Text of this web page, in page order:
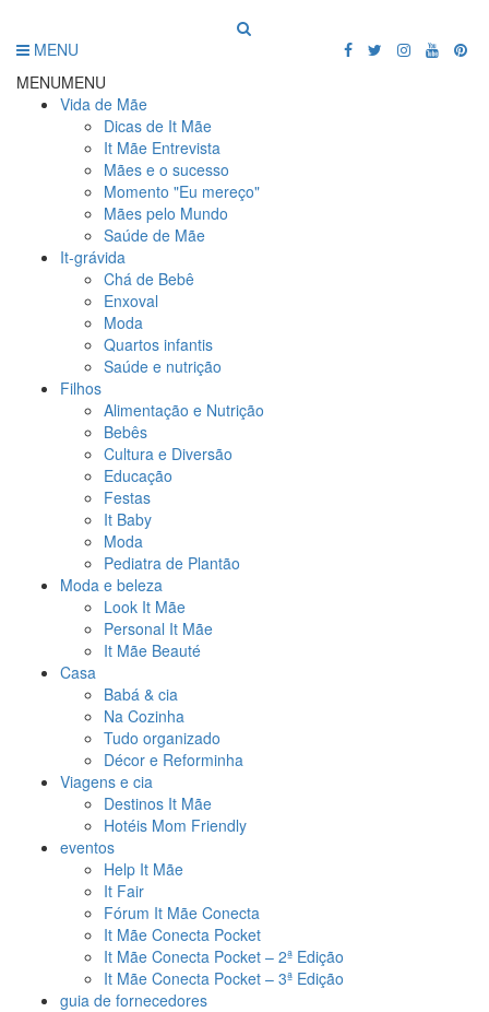
MENU
MENUMENU
Vida de Mãe
Dicas de It Mãe
It Mãe Entrevista
Mães e o sucesso
Momento "Eu mereço"
Mães pelo Mundo
Saúde de Mãe
It-grávida
Chá de Bebê
Enxoval
Moda
Quartos infantis
Saúde e nutrição
Filhos
Alimentação e Nutrição
Bebês
Cultura e Diversão
Educação
Festas
It Baby
Moda
Pediatra de Plantão
Moda e beleza
Look It Mãe
Personal It Mãe
It Mãe Beauté
Casa
Babá & cia
Na Cozinha
Tudo organizado
Décor e Reforminha
Viagens e cia
Destinos It Mãe
Hotéis Mom Friendly
eventos
Help It Mãe
It Fair
Fórum It Mãe Conecta
It Mãe Conecta Pocket
It Mãe Conecta Pocket – 2ª Edição
It Mãe Conecta Pocket – 3ª Edição
guia de fornecedores